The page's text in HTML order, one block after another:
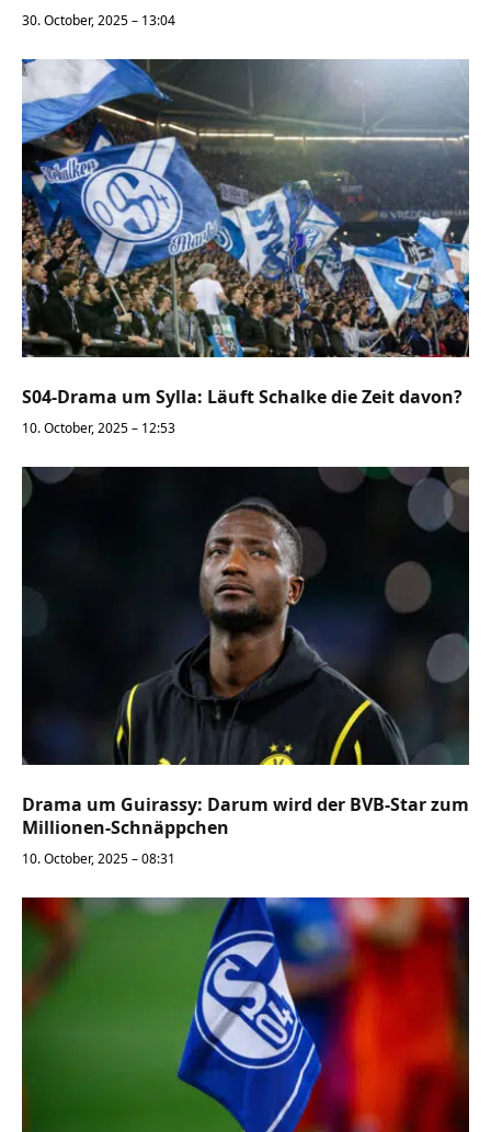
30. October, 2025 – 13:04
S04-Drama um Sylla: Läuft Schalke die Zeit davon?
10. October, 2025 – 12:53
Drama um Guirassy: Darum wird der BVB-Star zum
Millionen-Schnäppchen
10. October, 2025 – 08:31